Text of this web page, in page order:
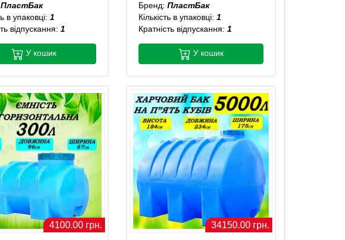
ПластБак
в упаковці: 1
відпускання: 1
У кошик
Бренд:ПластБак
Кількість в упаковці:1
Кратність відпускання:1
У кошик
4100.00 грн. 34150.00 грн.